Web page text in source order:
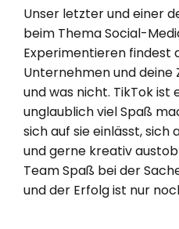
Unser letzter und einer
beim Thema Social-
Experimentieren findest
Unternehmen und
und was nicht. TikTok
unglaublich viel Spaß
sich auf sie einlässt,
und gerne kreativ
Team Spaß bei der
und der Erfolg ist nur